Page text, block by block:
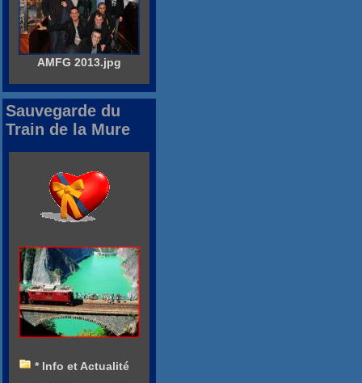
AMFG 2013.jpg
Sauvegarde du
Train de la Mure
* Info et Actualité